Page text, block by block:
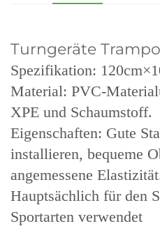
Turngeräte
Spezifikation:
Material: PVC-
XPE und Schaumstoff.
Eigenschaften: Gute
installieren, bequeme
angemessene
Hauptsächlich für den
Sportarten verwendet